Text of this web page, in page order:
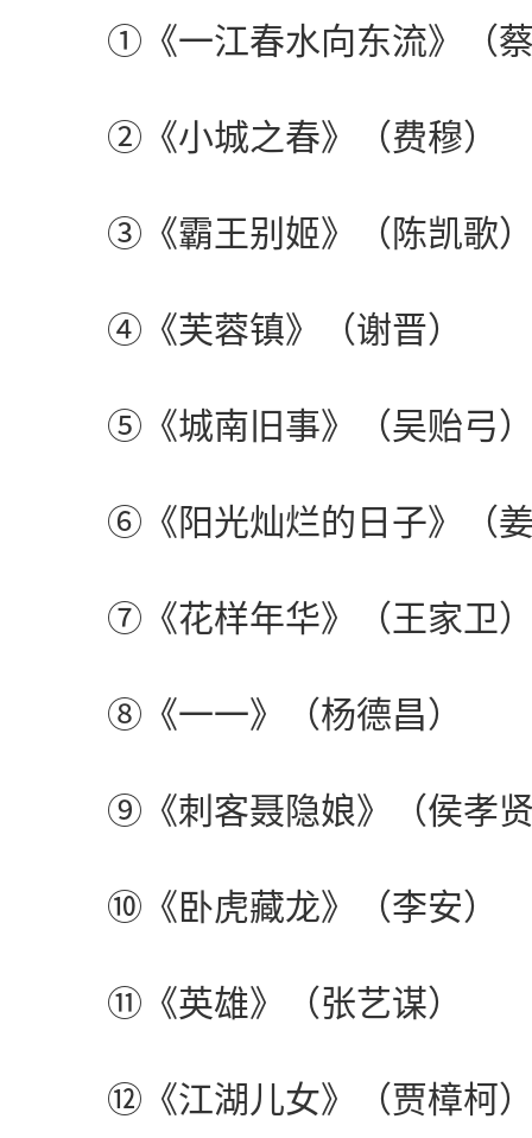
①《一江春水向东流》（蔡
②《小城之春》（费穆）
③《霸王别姬》（陈凯歌
④《芙蓉镇》（谢晋）
⑤《城南旧事》（吴贻弓
⑥《阳光灿烂的日子》（
⑦《花样年华》（王家卫
⑧《一一》（杨德昌）
⑨《刺客聂隐娘》（侯孝
⑩《卧虎藏龙》（李安）
⑪《英雄》（张艺谋）
⑫《江湖儿女》（贾樟柯